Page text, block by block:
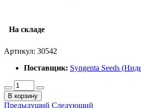
На складе
Артикул: 30542
Поставщик: Syngenta Seeds
В корзину
Предыдущий Следующий